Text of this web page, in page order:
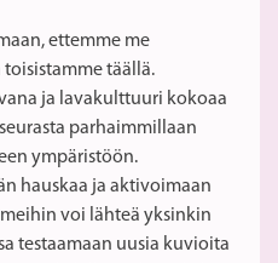
ettemme me
täällä.
ja lavakulttuuri kokoaa
parhaimmillaan
ympäristöön.
hauskaa ja aktivoimaan
voi lähteä yksinkin
testaamaan uusia kuvioita